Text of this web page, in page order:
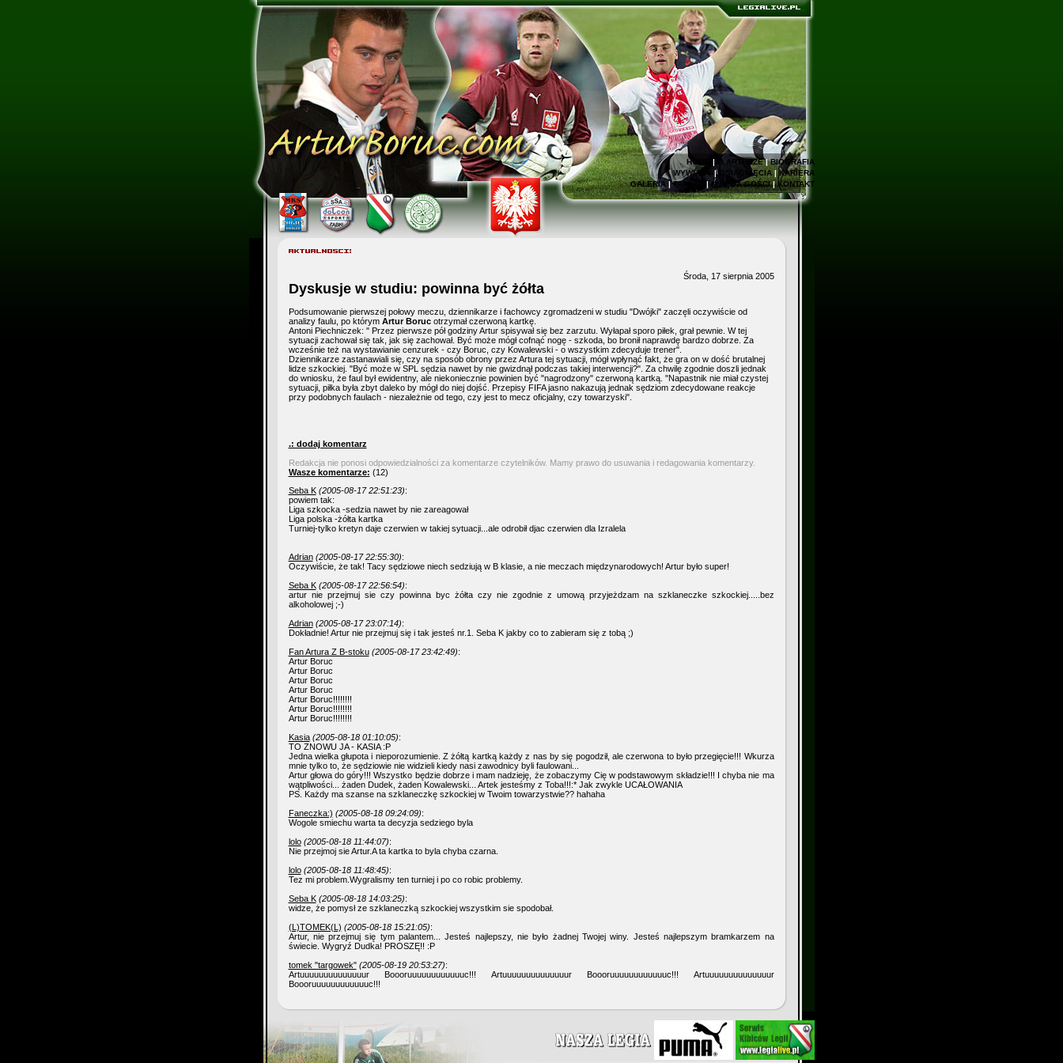
HOME | O ARTURZE|BIOGRAFIA
WYWIADY
| OSIĄGNIĘCIA|KARIERA
GALERIA |TAPETY | KSIĘGA GOŚCI| KONTAKT
Środa, 17 sierpnia 2005
Dyskusje w studiu: powinna być żółta
Podsumowanie pierwszej połowy meczu, dziennikarze i fachowcy zgromadzeni w studiu "Dwójki" zaczęli oczywiście od
analizy faulu, po którym Artur Borucotrzymał czerwoną kartkę.
Antoni Piechniczek: " Przez pierwsze pół godziny Artur spisywał się bez zarzutu. Wyłapał sporo piłek, grał pewnie. W tej
sytuacji zachował się tak, jak się zachował. Być może mógł cofnąć nogę - szkoda, bo bronił naprawdę bardzo dobrze. Za
wcześnie też na wystawianie cenzurek - czy Boruc, czy Kowalewski - o wszystkim zdecyduje trener".
Dziennikarze zastanawiali się, czy na sposób obrony przez Artura tej sytuacji, mógł wpłynąć fakt, że gra on w dość brutalnej
lidze szkockiej. "Być może w SPL sędzia nawet by nie gwizdnął podczas takiej interwencji?". Za chwilę zgodnie doszli jednak
do wniosku, że faul był ewidentny, ale niekoniecznie powinien być "nagrodzony" czerwoną kartką. "Napastnik nie miał czystej
sytuacji, piłka była zbyt daleko by mógł do niej dojść. Przepisy FIFA jasno nakazują jednak sędziom zdecydowane reakcje
przy podobnych faulach - niezależnie od tego, czy jest to mecz oficjalny, czy towarzyski".
.: dodaj komentarz
Redakcja nie ponosi odpowiedzialności za komentarze czytelników. Mamy prawo do usuwania i redagowania komentarzy.
Wasze komentarze: (12)
Seba K (2005-08-17 22:51:23):
powiem tak:
Liga szkocka -sedzia nawet by nie zareagował
Liga polska -żółta kartka
Turniej-tylko kretyn daje czerwien w takiej sytuacji...ale odrobił djac czerwien dla Izralela
Adrian (2005-08-17 22:55:30):
Oczywiście, że tak! Tacy sędziowe niech sedziują w B klasie, a nie meczach międzynarodowych! Artur było super!
Seba K (2005-08-17 22:56:54):
artur nie przejmuj sie czy powinna byc żółta czy nie zgodnie z umową przyjeżdzam na szklaneczke szkockiej.....bez
alkoholowej ;-)
Adrian (2005-08-17 23:07:14):
Dokładnie! Artur nie przejmuj się i tak jesteś nr.1. Seba K jakby co to zabieram się z tobą ;)
Fan Artura Z B-stoku (2005-08-17 23:42:49):
Artur Boruc
Artur Boruc
Artur Boruc
Artur Boruc
Artur Boruc!!!!!!!!
Artur Boruc!!!!!!!!
Artur Boruc!!!!!!!!
Kasia (2005-08-18 01:10:05):
TO ZNOWU JA - KASIA :P
Jedna wielka głupota i nieporozumienie. Z żółtą kartką każdy z nas by się pogodził, ale czerwona to było przegięcie!!! Wkurza
mnie tylko to, że sędziowie nie widzieli kiedy nasi zawodnicy byli faulowani...
Artur głowa do góry!!! Wszystko będzie dobrze i mam nadzieję, że zobaczymy Cię w podstawowym składzie!!! I chyba nie ma
wątpliwości... żaden Dudek, żaden Kowalewski... Artek jesteśmy z Toba!!!:* Jak zwykle UCAŁOWANIA
PS. Każdy ma szanse na szklaneczkę szkockiej w Twoim towarzystwie?? hahaha
Faneczka:) (2005-08-18 09:24:09):
Wogole smiechu warta ta decyzja sedziego byla
lolo (2005-08-18 11:44:07):
Nie przejmoj sie Artur.A ta kartka to byla chyba czarna.
lolo (2005-08-18 11:48:45):
Tez mi problem.Wygralismy ten turniej i po co robic problemy.
Seba K (2005-08-18 14:03:25):
widze, że pomysł ze szklaneczką szkockiej wszystkim sie spodobał.
(L)TOMEK(L) (2005-08-18 15:21:05):
Artur, nie przejmuj się tym palantem... Jesteś najlepszy, nie było żadnej Twojej winy. Jesteś najlepszym bramkarzem na
świecie. Wygryź Dudka! PROSZĘ!! :P
tomek "targowek" (2005-08-19 20:53:27):
Artuuuuuuuuuuuuuur Boooruuuuuuuuuuuuc!!! Artuuuuuuuuuuuuuur Boooruuuuuuuuuuuuc!!! Artuuuuuuuuuuuuuur
Boooruuuuuuuuuuuuc!!!